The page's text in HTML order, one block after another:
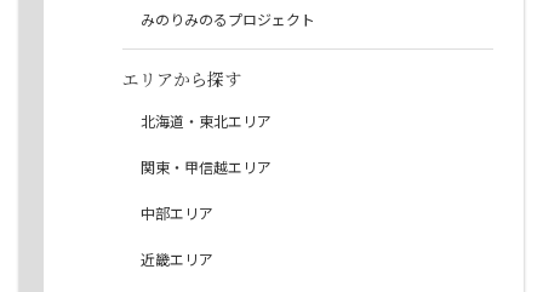
みのりみのるプロジェクト
エリアから探す
北海道・東北エリア
関東・甲信越エリア
中部エリア
近畿エリア